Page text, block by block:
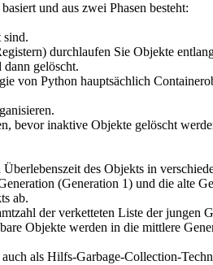
und aus zwei Phasen besteht:
sind.
durchlaufen Sie Objekte
gelöscht.
von Python hauptsächlich
bevor inaktive Objekte gelöscht
des Objekts in
(Generation 1) und die alte
ab.
der verketteten Liste der
Objekte werden in die mittlere
als Hilfs-Garbage-Collection-